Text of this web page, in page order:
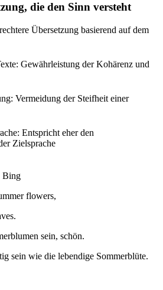
die den Sinn versteht
Übersetzung basierend auf dem
Gewährleistung der Kohärenz und
Vermeidung der Steifheit einer
Entspricht eher den
Zielsprache
Bing
flowers,
sein, schön.
sein wie die lebendige Sommerblüte.